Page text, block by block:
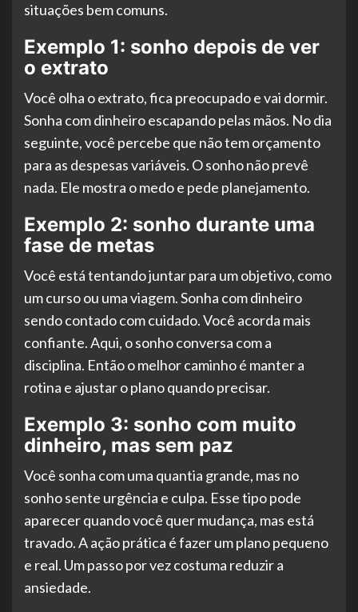
situações bem comuns.
Exemplo 1: sonho depois de ver
o extrato
Você olha o extrato, fica preocupado e vai dormir.
Sonha com dinheiro escapando pelas mãos. No dia
seguinte, você percebe que não tem orçamento
para as despesas variáveis. O sonho não prevê
nada. Ele mostra o medo e pede planejamento.
Exemplo 2: sonho durante uma
fase de metas
Você está tentando juntar para um objetivo, como
um curso ou uma viagem. Sonha com dinheiro
sendo contado com cuidado. Você acorda mais
confiante. Aqui, o sonho conversa com a
disciplina. Então o melhor caminho é manter a
rotina e ajustar o plano quando precisar.
Exemplo 3: sonho com muito
dinheiro, mas sem paz
Você sonha com uma quantia grande, mas no
sonho sente urgência e culpa. Esse tipo pode
aparecer quando você quer mudança, mas está
travado. A ação prática é fazer um plano pequeno
e real. Um passo por vez costuma reduzir a
ansiedade.